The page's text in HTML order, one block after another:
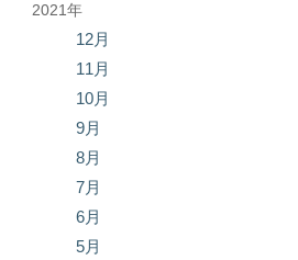
2021年
12月
11月
10月
9月
8月
7月
6月
5月